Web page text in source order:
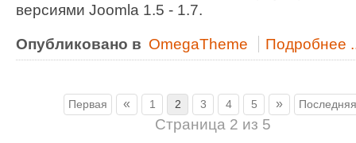
версиями Joomla 1.5 - 1.7.
Опубликовано в OmegaTheme Подробнее
Первая « 1 2 3 4 5 » Последняя
Страница 2 из 5